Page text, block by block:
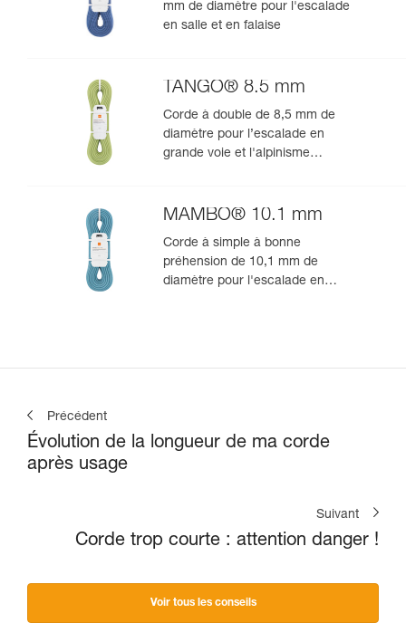
mm de diamètre pour l'escalade
en salle et en falaise
TANGO® 8.5 mm
Corde à double de 8,5 mm de
diamètre pour l’escalade en
grande voie et l'alpinisme
MAMBO® 10.1 mm
Corde à simple à bonne
préhension de 10,1 mm de
diamètre pour l'escalade en
Précédent
Évolution de la longueur de ma corde
après usage
Suivant
Corde trop courte : attention danger !
Voir tous les conseils